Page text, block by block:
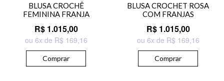
BLUSA CROCHÊ
FEMININA FRANJA
R$ 1.015,00
ou 6x de R$ 169,16
Comprar
BLUSA CROCHET ROSA
COM FRANJAS
R$ 1.015,00
ou 6x de R$ 169,16
Comprar